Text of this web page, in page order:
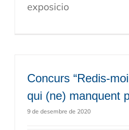
exposicio
Concurs “Redis-
qui (ne) manquent
9 de desembre de 2020